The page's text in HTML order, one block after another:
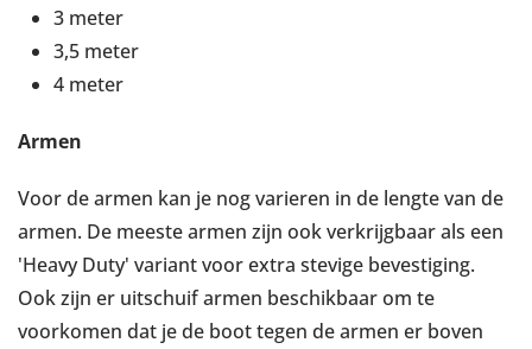
3 meter
3,5 meter
4 meter
Armen
Voor de armen kan je nog varieren in de lengte van de
armen. De meeste armen zijn ook verkrijgbaar als een
'Heavy Duty' variant voor extra stevige bevestiging.
Ook zijn er uitschuif armen beschikbaar om te
voorkomen dat je de boot tegen de armen er boven